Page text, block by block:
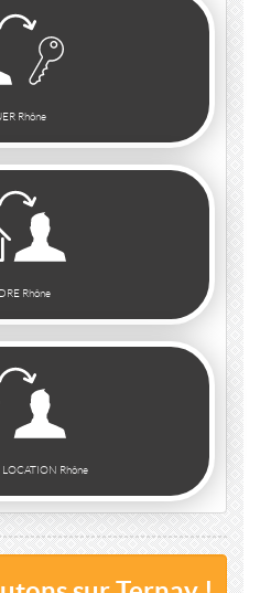
Rhône
Rhône
Rhône